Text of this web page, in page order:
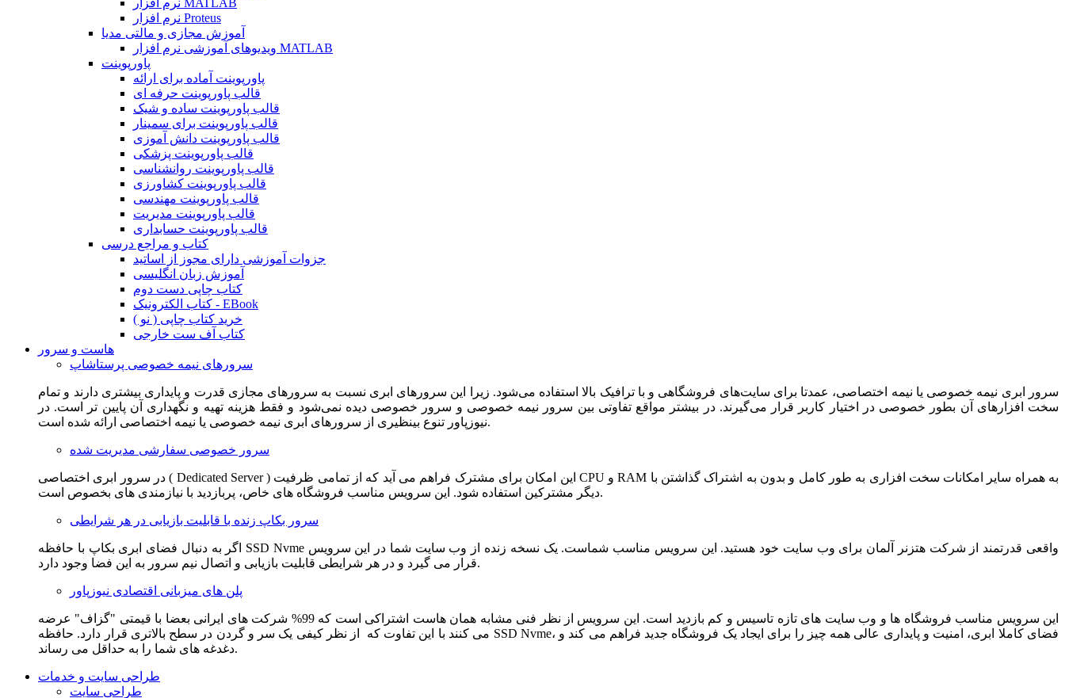
نرم افزار Proteus
آموزش مجازی و مالتی مدیا
ویدیوهای آموزشی نرم افزار MATLAB
پاورپوینت
پاورپوینت آماده برای ارائه
قالب پاورپوینت حرفه ای
قالب پاورپوینت ساده و شیک
قالب پاورپوینت برای سمینار
قالب پاورپوینت دانش آموزی
قالب پاورپوینت پزشکی
قالب پاورپوینت روانشناسی
قالب پاورپوینت کشاورزی
قالب پاورپوینت مهندسی
قالب پاورپوینت مدیریت
قالب پاورپوینت حسابداری
کتاب و مراجع درسی
جزوات آموزشی دارای مجوز از اساتید
آموزش زبان انگلیسی
کتاب چاپی دست دوم
کتاب الکترونیک - EBook
خرید کتاب چاپی ( نو )
کتاب آف ست خارجی
هاست و سرور
سرورهای نیمه خصوصی پرستاشاپ
سرور ابری نیمه خصوصی یا نیمه اختصاصی، عمدتا برای سایت‌های فروشگاهی و با ترافیک بالا استفاده می‌شود. زیرا این سرورهای ابری نسبت به سرورهای مجازی قدرت و پایداری بیشتری دارند و تمام
سخت افزارهای آن بطور خصوصی در اختیار کاربر قرار می‌گیرند. در بیشتر مواقع تفاوتی بین سرور نیمه خصوصی و سرور خصوصی دیده نمی‌شود و فقط هزینه تهیه و نگهداری آن پایین تر است. در
نیوزپاور تنوع بینظیری از سرورهای ابری نیمه خصوصی یا نیمه اختصاصی ارائه شده است.
سرور خصوصی سفارشی مدیریت شده
در سرور ابری اختصاصی ( Dedicated Server ) این امکان برای مشترک فراهم می آید که از تمامی ظرفیت CPU و RAM به همراه سایر امکانات سخت افزاری به طور کامل و بدون به اشتراک گذاشتن با
دیگر مشترکین استفاده شود. این سرویس مناسب فروشگاه های خاص، پربازدید با نیازمندی های بخصوص است.
سرور بکاپ زنده با قابلیت بازیابی در هر شرایطی
اگر به دنبال فضای ابری بکاپ با حافظه SSD Nvme واقعی قدرتمند از شرکت هتزنر آلمان برای وب سایت خود هستید. این سرویس مناسب شماست. یک نسخه زنده از وب سایت شما در این سرویس
قرار می گیرد و در هر شرایطی قابلیت بازیابی و اتصال نیم سرور به این فضا وجود دارد.
پلن های میزبانی اقتصادی نیوزپاور
این سرویس مناسب فروشگاه ها و وب سایت های تازه تاسیس و کم بازدید است. این سرویس از نظر فنی مشابه همان هاست اشتراکی است که 99% شرکت های ایرانی بعضا با قیمتی "گزاف" عرضه
می کنند با این تفاوت که از نظر کیفی یک سر و گردن در سطح بالاتری قرار دارد. حافظه SSD Nvme، فضای کاملا ابری، امنیت و پایداری عالی همه چیز را برای ایجاد یک فروشگاه جدید فراهم می کند و
دغدغه های شما را به حداقل می رساند.
طراحی سایت و خدمات
طراحی سایت